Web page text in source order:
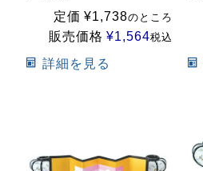
定価 ¥1,738のところ
販売価格 ¥1,564税込
詳細を見る